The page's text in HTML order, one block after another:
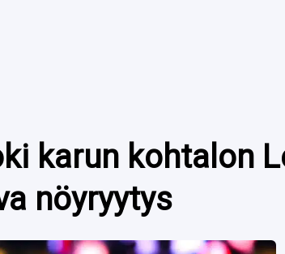
karun kohtalon
nöyryytys